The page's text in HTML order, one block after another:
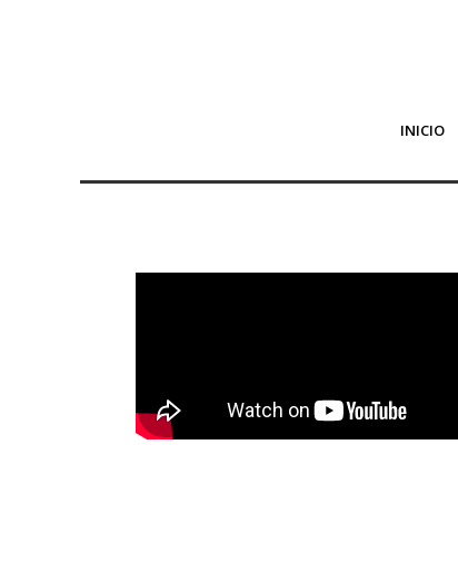
INICIO